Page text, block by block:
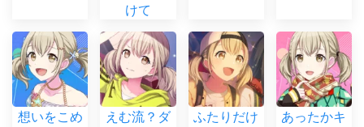
けて
想いをこめ
えむ流？ダ
ふたりだけ
あったかキ